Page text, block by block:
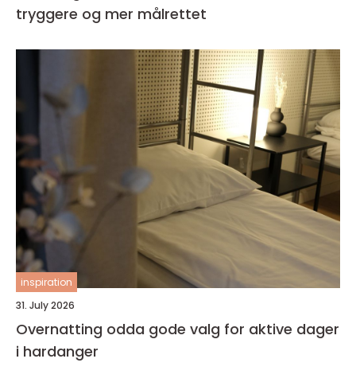
tryggere og mer målrettet
inspiration
31. July 2026
Overnatting odda gode valg for aktive dager
i hardanger